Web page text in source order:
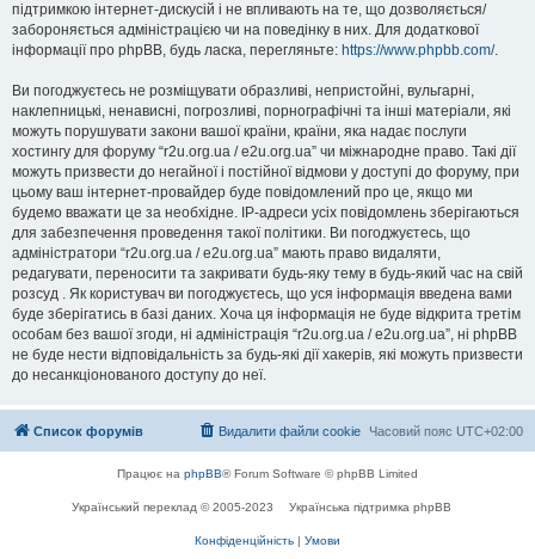
підтримкою інтернет-дискусій і не впливають на те, що дозволяється/
забороняється адміністрацією чи на поведінку в них. Для додаткової
інформації про phpBB, будь ласка, перегляньте: https://www.phpbb.com/.
Ви погоджуєтесь не розміщувати образливі, непристойні, вульгарні,
наклепницькі, ненависні, погрозливі, порнографічні та інші матеріали, які
можуть порушувати закони вашої країни, країни, яка надає послуги
хостингу для форуму “r2u.org.ua / e2u.org.ua” чи міжнародне право. Такі дії
можуть призвести до негайної і постійної відмови у доступі до форуму, при
цьому ваш інтернет-провайдер буде повідомлений про це, якщо ми
будемо вважати це за необхідне. IP-адреси усіх повідомлень зберігаються
для забезпечення проведення такої політики. Ви погоджуєтесь, що
адміністратори “r2u.org.ua / e2u.org.ua” мають право видаляти,
редагувати, переносити та закривати будь-яку тему в будь-який час на свій
розсуд . Як користувач ви погоджуєтесь, що уся інформація введена вами
буде зберігатись в базі даних. Хоча ця інформація не буде відкрита третім
особам без вашої згоди, ні адміністрація “r2u.org.ua / e2u.org.ua”, ні phpBB
не буде нести відповідальність за будь-які дії хакерів, які можуть призвести
до несанкціонованого доступу до неї.
Список форумів Часовий пояс UTC+02:00
Видалити файли cookie
Працює на phpBB® Forum Software © phpBB Limited
Український переклад © 2005-2023 Українська підтримка phpBB
Конфіденційність | Умови